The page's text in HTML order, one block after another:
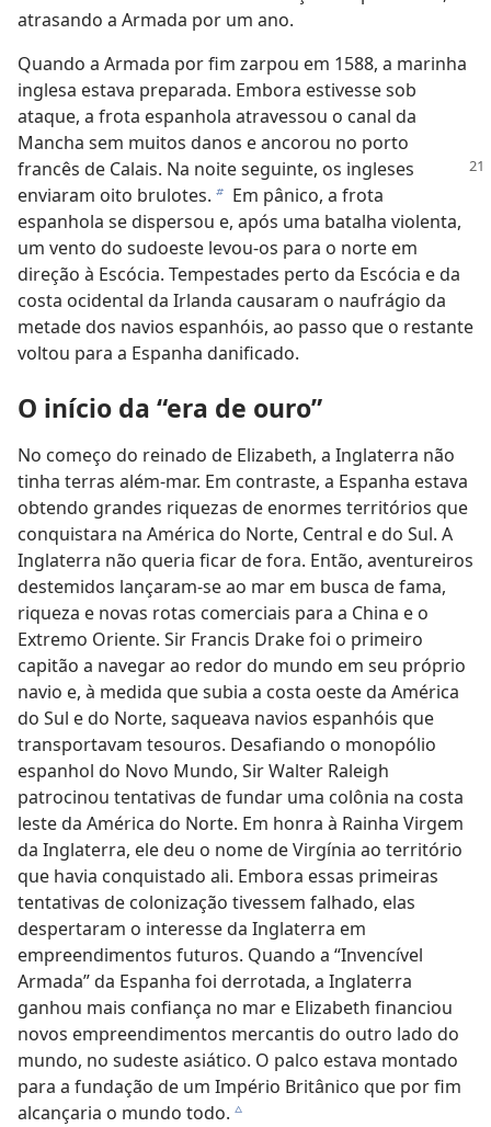
atrasando a Armada por um ano.
Quando a Armada por fim zarpou em 1588, a marinha
inglesa estava preparada. Embora estivesse sob
ataque, a frota espanhola atravessou o canal da
Mancha sem muitos danos e ancorou no porto
francês de Calais. Na noite seguinte, os ingleses
enviaram oito brulotes. b Em pânico, a frota
espanhola se dispersou e, após uma batalha violenta,
um vento do sudoeste levou-os para o norte em
direção à Escócia. Tempestades perto da Escócia e da
costa ocidental da Irlanda causaram o naufrágio da
metade dos navios espanhóis, ao passo que o restante
voltou para a Espanha danificado.
O início da “era de ouro”
No começo do reinado de Elizabeth, a Inglaterra não
tinha terras além-mar. Em contraste, a Espanha estava
obtendo grandes riquezas de enormes territórios que
conquistara na América do Norte, Central e do Sul. A
Inglaterra não queria ficar de fora. Então, aventureiros
destemidos lançaram-se ao mar em busca de fama,
riqueza e novas rotas comerciais para a China e o
Extremo Oriente. Sir Francis Drake foi o primeiro
capitão a navegar ao redor do mundo em seu próprio
navio e, à medida que subia a costa oeste da América
do Sul e do Norte, saqueava navios espanhóis que
transportavam tesouros. Desafiando o monopólio
espanhol do Novo Mundo, Sir Walter Raleigh
patrocinou tentativas de fundar uma colônia na costa
leste da América do Norte. Em honra à Rainha Virgem
da Inglaterra, ele deu o nome de Virgínia ao território
que havia conquistado ali. Embora essas primeiras
tentativas de colonização tivessem falhado, elas
despertaram o interesse da Inglaterra em
empreendimentos futuros. Quando a “Invencível
Armada” da Espanha foi derrotada, a Inglaterra
ganhou mais confiança no mar e Elizabeth financiou
novos empreendimentos mercantis do outro lado do
mundo, no sudeste asiático. O palco estava montado
para a fundação de um Império Britânico que por fim
alcançaria o mundo todo. c